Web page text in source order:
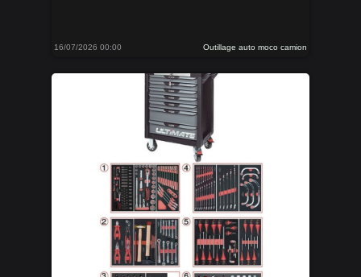
16/07/2026 00:00 Outillage auto moco camion